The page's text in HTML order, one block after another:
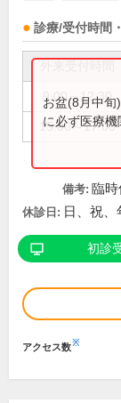
診療/受付時間
9:00～12:30
15:00～17:00
お盆(8月中旬
に必ず医療機
備考: 臨時
休診日: 日、祝
初診
アクセス数※